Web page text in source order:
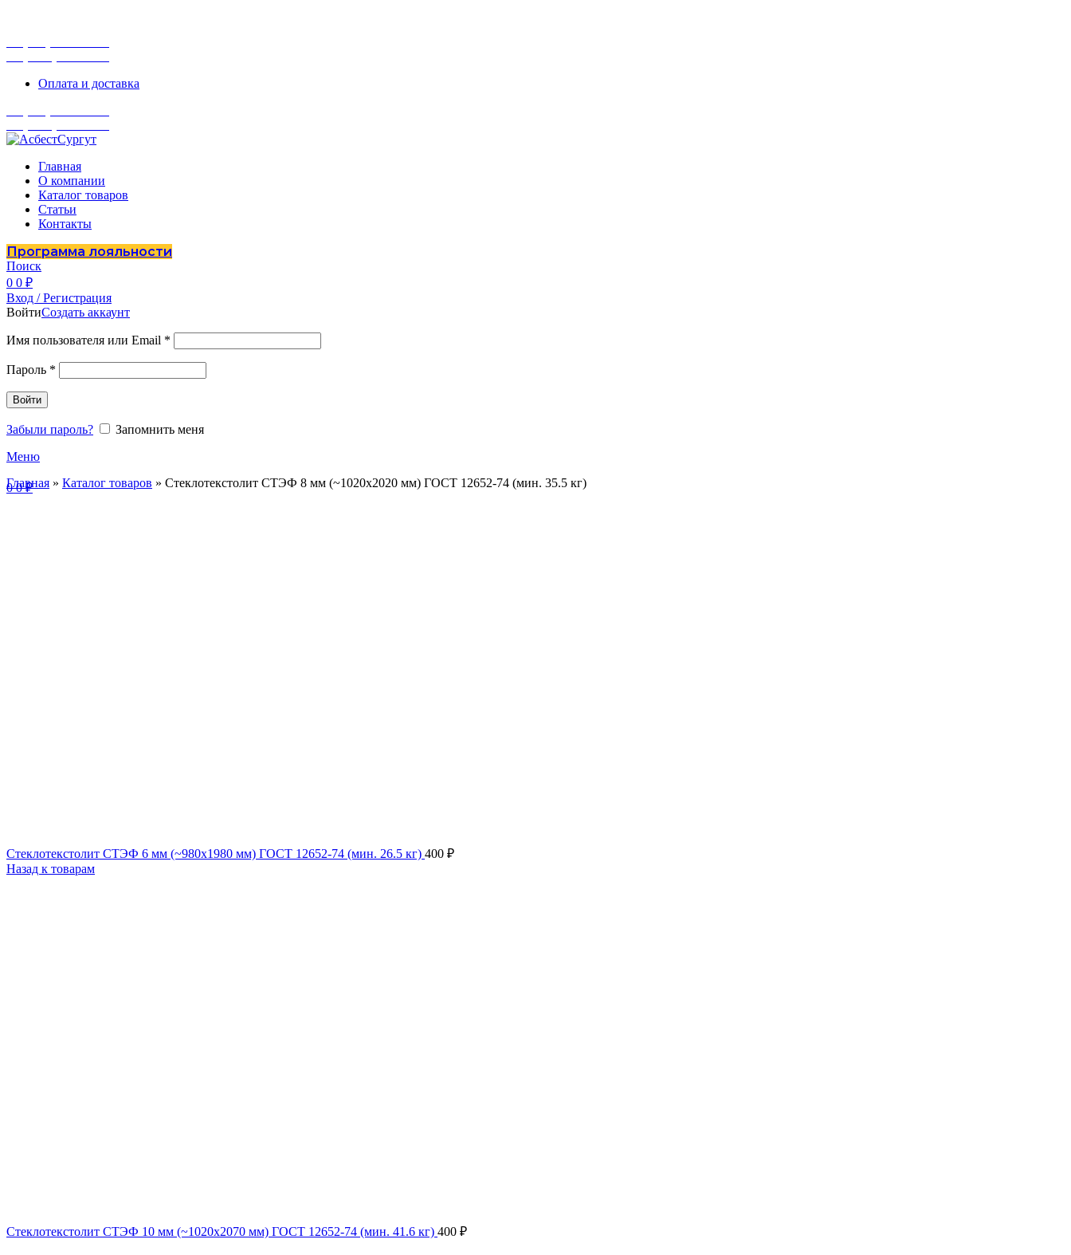
Оплата и доставка
Главная
О компании
Каталог товаров
Статьи
Контакты
Программа лояльности
Поиск
0 0 ₽
Вход / Регистрация
ВойтиСоздать аккаунт
Имя пользователя или Email *
Пароль *
Войти
Забыли пароль?
Запомнить меня
Меню
00₽
Главная » Каталог товаров » Стеклотекстолит СТЭФ 8 мм (~1020х2020 мм) ГОСТ 12652-74 (мин. 35.5 кг)
Стеклотекстолит СТЭФ 6 мм (~980х1980 мм) ГОСТ 12652-74 (мин. 26.5 кг) 400 ₽
Назад к товарам
Стеклотекстолит СТЭФ 10 мм (~1020х2070 мм) ГОСТ 12652-74 (мин. 41.6 кг) 400 ₽